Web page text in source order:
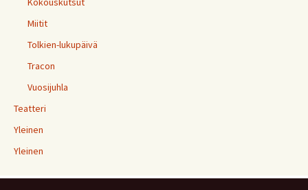
Miitit
Tolkien-lukupäivä
Tracon
Vuosijuhla
Teatteri
Yleinen
Yleinen